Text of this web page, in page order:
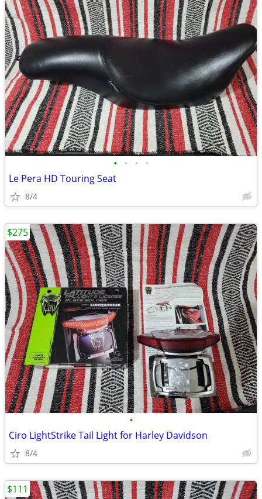
• • • •
Le Pera HD Touring Seat
8/4
•
Ciro LightStrike Tail Light for Harley Davidson
8/4
$275
$111